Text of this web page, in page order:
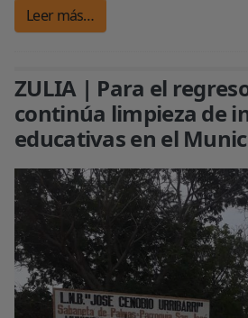
Leer más…
ZULIA | Para el
continúa limpieza de
educativas en el